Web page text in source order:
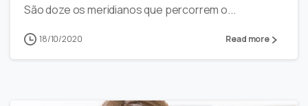
São doze os meridianos que percorrem o...
18/10/2020 Read more